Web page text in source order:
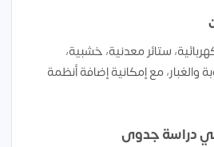
ستائر معدنية، خشبية،
مع إمكانية إضافة أنظمة
في دراسة جدوى